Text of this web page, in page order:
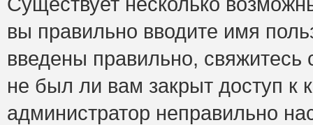
вы правильно вводите имя
введены правильно,
не был ли вам закрыт доступ к
администратор неправильно